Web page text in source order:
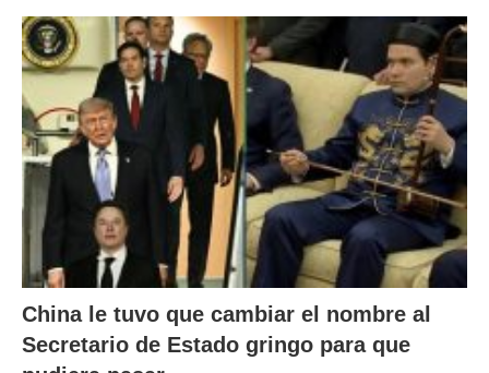
China le tuvo que cambiar el nombre al
Secretario de Estado gringo para que